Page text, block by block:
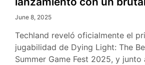
June 8, 2025
Techland reveló oficialmente el
jugabilidad de Dying Light: The
Summer Game Fest 2025, y junto